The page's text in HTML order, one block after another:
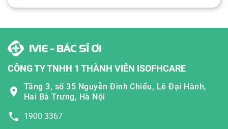
CÔNG TY TNHH 1 THÀNH VIÊN ISOFHCARE
Tầng 3, số 35 Nguyễn Đình Chiểu, Lê Đại Hành,
Hai Bà Trưng, Hà Nội
1900 3367